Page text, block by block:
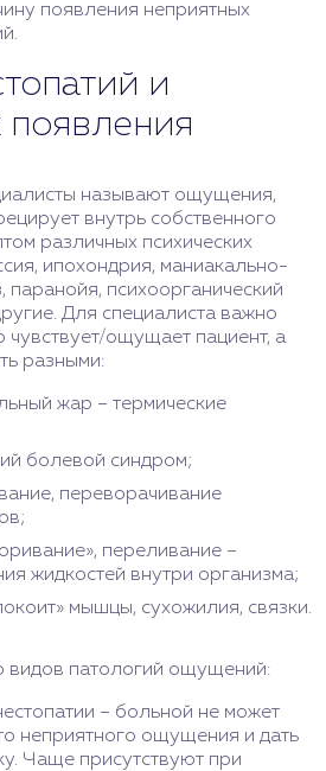
появления неприятных
и
называют ощущения,
внутрь собственного
различных психических
ипохондрия, маниакально-
паранойя, психоорганический
Для специалиста важно
чувствует/ощущает пациент, а
разными:
жар – термические
болевой синдром;
переворачивание
переливание –
жидкостей внутри организма;
мышцы, сухожилия, связки.
видов патологий ощущений:
– больной не может
неприятного ощущения и дать
Чаще присутствуют при